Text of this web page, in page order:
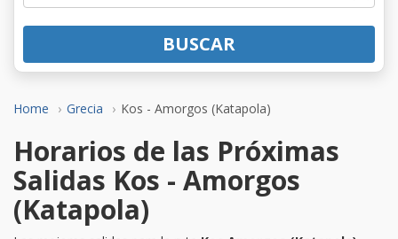
Home Grecia Kos - Amorgos (Katapola)
BUSCAR
Horarios de las Próximas
Salidas Kos - Amorgos
(Katapola)